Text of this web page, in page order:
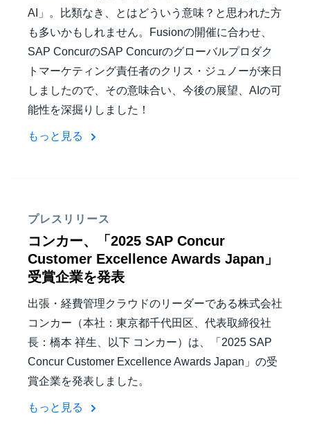
AI」。比類なき、とはどういう意味？と思われた方
も多いかもしれません。Fusionの開催に合わせ、
SAP ConcurのSAP Concurのグローバルプロダク
トマーケティング責任者のクリス・ジュノーが来日
しましたので、その意味合い、今後の展望、AIの可
能性を深掘りしました！
もっと見る
プレスリリース
コンカー、「2025 SAP Concur
Customer Excellence Awards Japan」
受賞企業を発表
出張・経費管理クラウドのリーダーである株式会社
コンカー（本社：東京都千代田区、代表取締役社
長：橋本 祥生、以下 コンカー）は、「2025 SAP
Concur Customer Excellence Awards Japan」の受
賞企業を発表しました。
もっと見る